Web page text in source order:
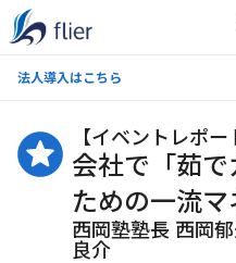
法人導入はこちら
【イベントレポー
会社で「茹
ための一流
西岡塾塾長 西岡
良介